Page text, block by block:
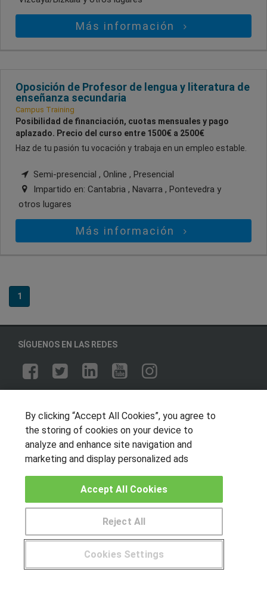
Más información
Oposición de Profesor de lengua y literatura de
enseñanza secundaria
Campus Training
Posibilidad de financiación, cuotas mensuales y pago
aplazado. Precio del curso entre 1500€ a 2500€
Haz de tu pasión tu vocación y trabaja en un empleo estable.
Semi-presencial , Online , Presencial
Impartido en: Cantabria , Navarra , Pontevedra y
otros lugares
Más información
1
SÍGUENOS EN LAS REDES
Muro de los idiomas
Hablemos de empleo
Locos por las becas
CENTROS DE FORMACIÓN
Publicar cursos
USUARIOS
Aviso legal
¿Tienes alguna duda? 900 264 357
By clicking “Accept All Cookies”, you agree to
the storing of cookies on your device to
analyze and enhance site navigation and
marketing and display personalized ads
Cookies Settings
Reject All
Accept All Cookies